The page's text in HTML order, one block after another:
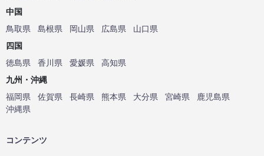
中国
鳥取県
島根県 岡山県 広島県
山口県
四国
徳島県
香川県 愛媛県
高知県
九州・沖縄
福岡県
佐賀県 長崎県 熊本県 大分県 宮崎県
鹿児島県
沖縄県
コンテンツ